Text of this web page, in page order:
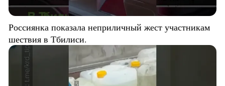
Россиянка показала неприличный жест участникам
шествия в Тбилиси.